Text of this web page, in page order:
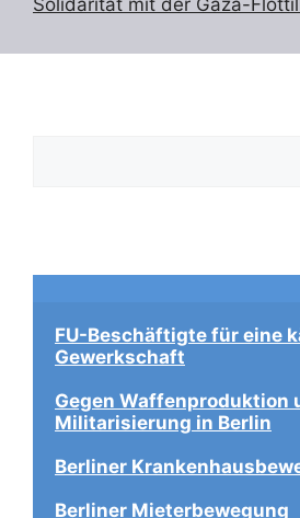
Solidarität mit der Gaza-
FU-Beschäftigte für eine
Gewerkschaft
Gegen Waffenproduktion
Militarisierung in Berlin
Berliner
Berliner Mieterbewegung